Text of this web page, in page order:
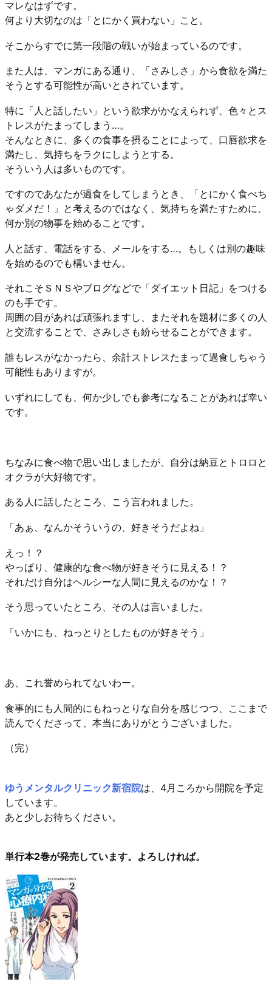
マレなはずです。
何より大切なのは「とにかく買わない」こと。
そこからすでに第一段階の戦いが始まっているのです。
また人は、マンガにある通り、「さみしさ」から食欲を満た
そうとする可能性が高いとされています。
特に「人と話したい」という欲求がかなえられず、色々とス
トレスがたまってしまう…。
そんなときに、多くの食事を摂ることによって、口唇欲求を
満たし、気持ちをラクにしようとする。
そういう人は多いものです。
ですのであなたが過食をしてしまうとき、「とにかく食べち
ゃダメだ！」と考えるのではなく、気持ちを満たすために、
何か別の物事を始めることです。
人と話す、電話をする、メールをする…。もしくは別の趣味
を始めるのでも構いません。
それこそＳＮＳやブログなどで「ダイエット日記」をつける
のも手です。
周囲の目があれば頑張れますし、またそれを題材に多くの人
と交流することで、さみしさも紛らせることができます。
誰もレスがなかったら、余計ストレスたまって過食しちゃう
可能性もありますが。
いずれにしても、何か少しでも参考になることがあれば幸い
です。
ちなみに食べ物で思い出しましたが、自分は納豆とトロロと
オクラが大好物です。
ある人に話したところ、こう言われました。
「あぁ、なんかそういうの、好きそうだよね」
えっ！？
やっぱり、健康的な食べ物が好きそうに見える！？
それだけ自分はヘルシーな人間に見えるのかな！？
そう思っていたところ、その人は言いました。
「いかにも、ねっとりとしたものが好きそう」
あ、これ誉められてないわー。
食事的にも人間的にもねっとりな自分を感じつつ、ここまで
読んでくださって、本当にありがとうございました。
（完）
ゆうメンタルクリニック新宿院は、4月ころから開院を予定
しています。
あと少しお待ちください。
単行本2巻が発売しています。よろしければ。